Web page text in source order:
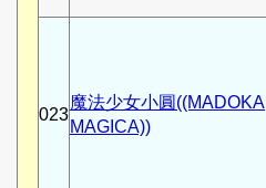
023
魔法少女小圓((MADOKA
MAGICA))